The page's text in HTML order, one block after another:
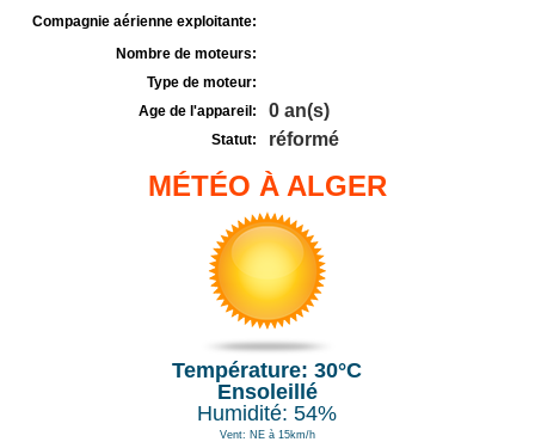
Compagnie aérienne exploitante:
Nombre de moteurs:
Type de moteur:
Age de l'appareil:
0 an(s)
Statut: réformé
MÉTÉO À ALGER
Température: 30°C
Ensoleillé
Humidité: 54%
Vent: NE à 15km/h